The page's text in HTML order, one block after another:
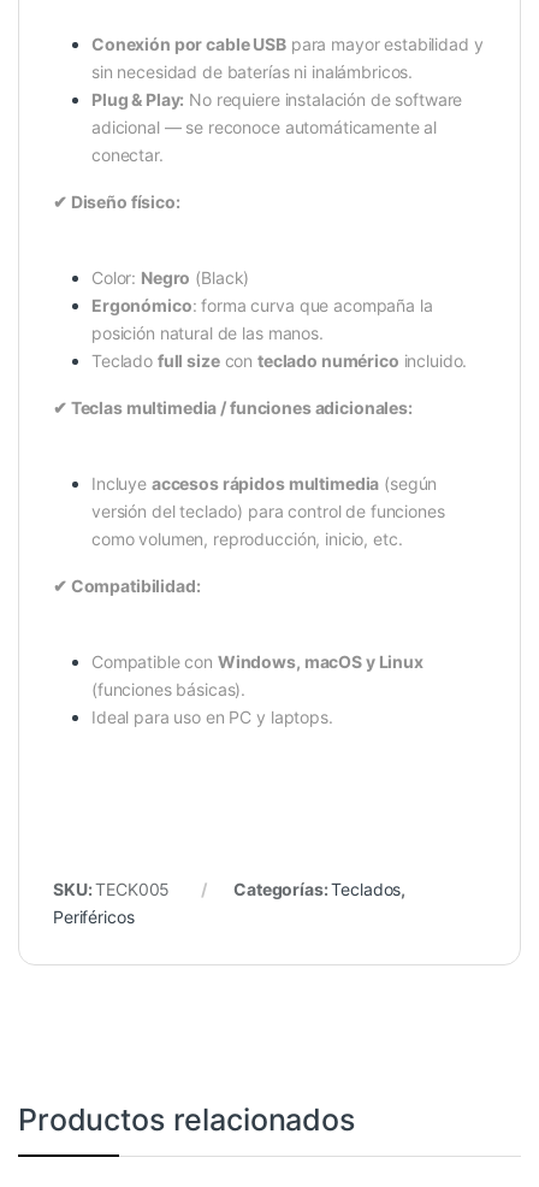
Conexión por cable USBpara mayor estabilidad y
sin necesidad de baterías ni inalámbricos.
Plug & Play: No requiere instalación de software
adicional — se reconoce automáticamente al
conectar.
✔ Diseño físico:
Color: Negro (Black)
Ergonómico: forma curva que acompaña la
posición natural de las manos.
Teclado full sizecon teclado numérico incluido.
✔ Teclas multimedia / funciones adicionales:
Incluye accesos rápidos multimedia (según
versión del teclado) para control de funciones
como volumen, reproducción, inicio, etc.
✔ Compatibilidad:
Compatible con Windows, macOS y Linux
(funciones básicas).
Ideal para uso en PC y laptops.
SKU:TECK005 Categorías:Teclados,
Periféricos
Productos relacionados